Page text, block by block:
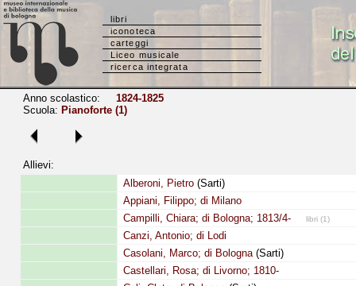
libri
iconoteca
carteggi
Liceo musicale
ricerca integrata
Anno scolastico: 1824-1825
Scuola: Pianoforte (1)
Allievi:
Alberoni, Pietro(Sarti)
Appiani, Filippo; di Milano
Campilli, Chiara; di Bologna; 1813/4-
libri (1)
Canzi, Antonio; di Lodi
Casolani, Marco; di Bologna(Sarti)
Castellari, Rosa; di Livorno; 1810-